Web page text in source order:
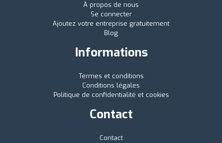
À propos de nous
Se connecter
Ajoutez votre entreprise gratuitement
Blog
Informations
Termes et conditions
Conditions légales
Politique de confidentialité et cookies
Contact
Contact